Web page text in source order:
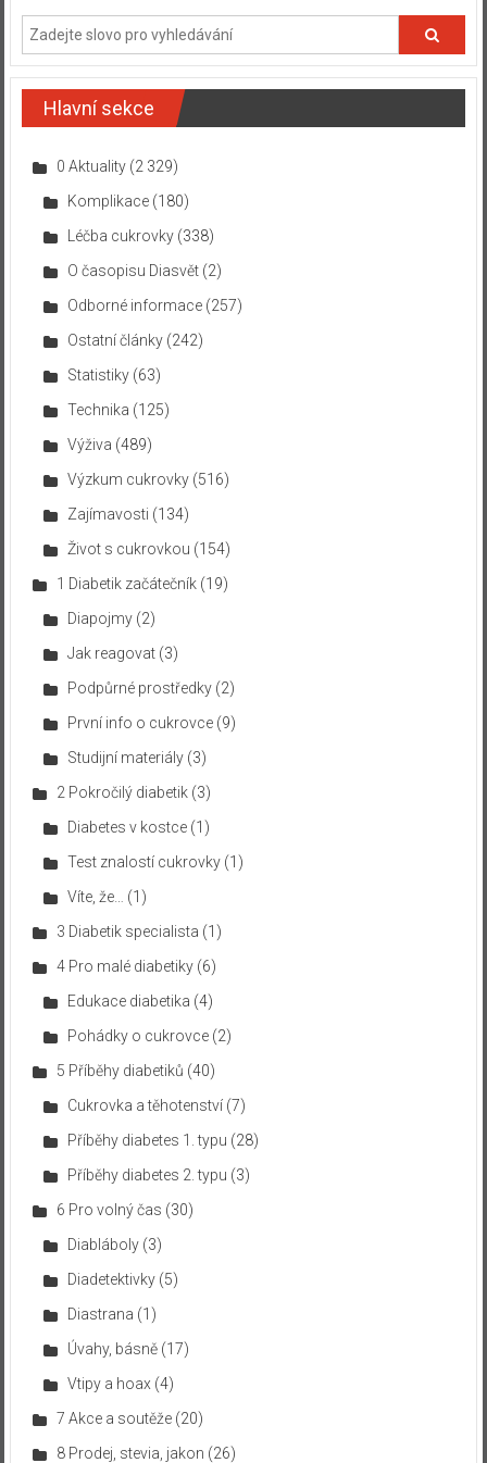
Hlavní sekce
0 Aktuality(2 329)
Komplikace(180)
Léčba cukrovky(338)
O časopisu Diasvět(2)
Odborné informace(257)
Ostatní články(242)
Statistiky(63)
Technika (125)
Výživa (489)
Výzkum cukrovky(516)
Zajímavosti (134)
Život s cukrovkou (154)
1 Diabetik začátečník(19)
Diapojmy(2)
Jak reagovat(3)
Podpůrné prostředky(2)
První info o cukrovce(9)
Studijní materiály(3)
2 Pokročilý diabetik(3)
Diabetes v kostce(1)
Test znalostí cukrovky(1)
Víte, že…
(1)
3 Diabetik specialista (1)
4 Pro malé diabetiky(6)
Edukace diabetika (4)
Pohádky o cukrovce(2)
5 Příběhy diabetiků (40)
Cukrovka a těhotenství(7)
Příběhy diabetes 1. typu (28)
Příběhy diabetes 2. typu (3)
6 Pro volný čas (30)
Diabláboly(3)
Diadetektivky(5)
Diastrana (1)
Úvahy, básně(17)
Vtipy a hoax (4)
7 Akce a soutěže(20)
8 Prodej, stevia, jakon (26)